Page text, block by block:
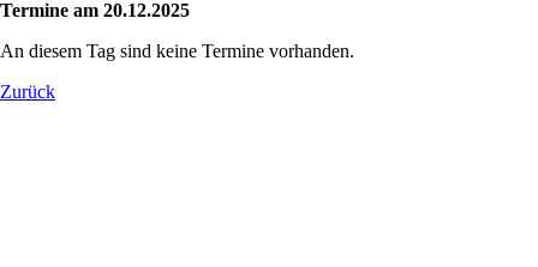
Termine am 20.12.2025
An diesem Tag sind keine Termine vorhanden.
Zurück